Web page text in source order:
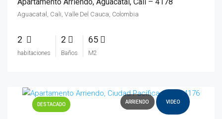
Aguacatal, Cali, Valle Del Cauca, Colombia
2
habitaciones
2
Baños
65
M2
DESTACADO ARRIENDO VIDEO